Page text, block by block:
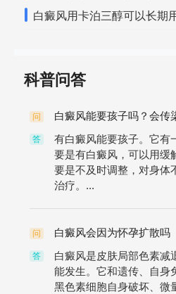
白癜风用卡泊三醇可以长期
科普问答
问 白癜风能要孩子吗？会传
答
有白癜风能要孩子。它有
要是有白癜风，可以用缓
要是不及时调整，对身体
治疗。...
问 白癜风会因为怀孕扩散吗
答
白癜风是皮肤局部色素减
能发生。它和遗传、自身
黑色素细胞自身破坏、微